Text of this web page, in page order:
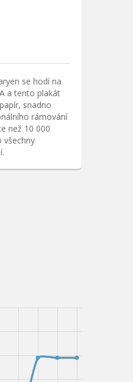
se hodí na
a tento plakát
snadno
rámování
než 10 000
všechny